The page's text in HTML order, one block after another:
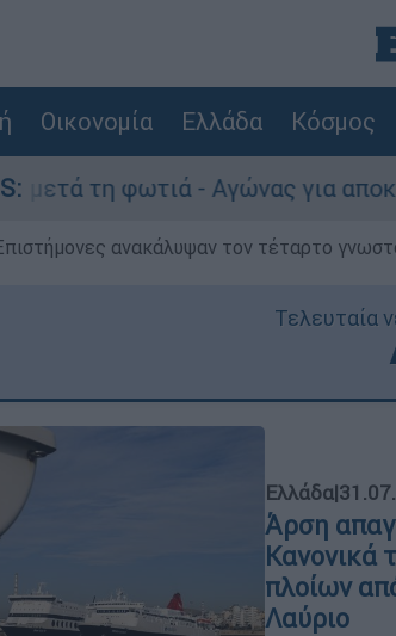
Οικονομία Ελλάδα Κόσμος
- Αγώνας για αποκατάσταση πριν
ανακάλυψαν τον τέταρτο
Τελευταία
Ελλάδα|
Άρση
Κανονικά
πλοίων
Λαύριο